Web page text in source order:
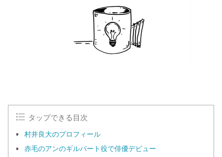
タップできる目次
村井良大のプロフィール
赤毛のアンのギルバート役で俳優デビュー